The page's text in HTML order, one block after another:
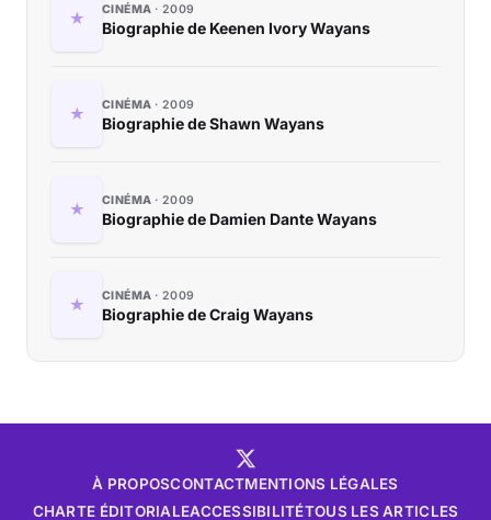
CINÉMA 2009
Biographie de Keenen Ivory Wayans
CINÉMA 2009
Biographie de Shawn Wayans
CINÉMA 2009
Biographie de Damien Dante Wayans
CINÉMA 2009
Biographie de Craig Wayans
À PROPOSCONTACTMENTIONS LÉGALES
CHARTE ÉDITORIALEACCESSIBILITÉTOUS LES ARTICLES